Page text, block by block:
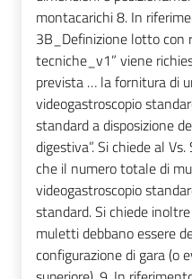
montacarichi 8. In
3B_Definizione lotto con
tecniche_v1” viene
prevista … la fornitura di
videogastroscopio
standard a disposizione
digestiva”. Si chiede al
che il numero totale di
videogastroscopio
standard. Si chiede
muletti debbano essere
configurazione di gara (o